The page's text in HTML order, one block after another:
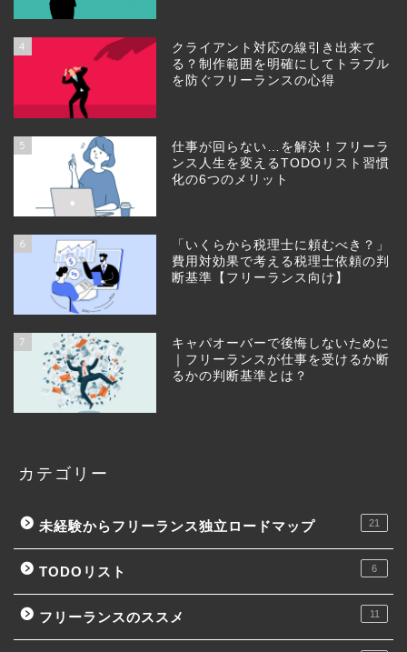
4
クライアント対応の線引き出来て
る？制作範囲を明確にしてトラブル
を防ぐフリーランスの心得
5
仕事が回らない…を解決！フリーラ
ンス人生を変えるTODOリスト習慣
化の6つのメリット
6
「いくらから税理士に頼むべき？」
費用対効果で考える税理士依頼の判
断基準【フリーランス向け】
7
キャパオーバーで後悔しないために
｜フリーランスが仕事を受けるか断
るかの判断基準とは？
カテゴリー
未経験からフリーランス独立ロードマップ 21
TODOリスト 6
フリーランスのススメ 11